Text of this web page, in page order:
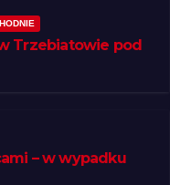
Trzebiatowie pod
– w wypadku